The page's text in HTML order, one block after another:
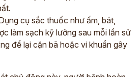
cụ sắc thuốc như ấm, bát,
làm sạch kỹ lưỡng sau mỗi lần sử
để lại cặn bã hoặc vi khuẩn gây